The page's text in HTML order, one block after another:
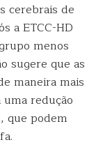
cerebrais de
a ETCC-HD
menos
sugere que as
maneira mais
redução
que podem